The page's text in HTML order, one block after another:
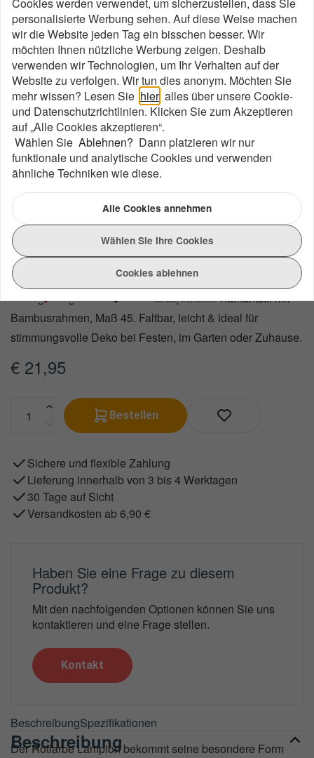
Handgefertigter roter Seiden-Lampion im Diamantstil mit
Bambusrahmen, Maß 45. Faltbar, leicht & ideal für
stimmungsvolle Deko bei Festen, im Garten oder Zuhause.
€ 21,95
Bestellen
Sichere und flexible Zahlung
Lieferung innerhalb von 3 bis 4 Werktagen
30 Tage auf Sicht
Versandkosten ab 6,90 €
Haben Sie eine Frage zu diesem
Produkt?
Mit den nachfolgenden Optionen können Sie uns
kontaktieren und eine Frage stellen.
Kontakt
BeschreibungSpezifikationen
Beschreibung
Der Rotfarbe Lampion bekommt seine besondere Form
personalisierte Werbung sehen. Auf diese Weise machen
wir die Website jeden Tag ein bisschen besser. Wir
möchten Ihnen nützliche Werbung zeigen. Deshalb
verwenden wir Technologien, um Ihr Verhalten auf der
Website zu verfolgen. Wir tun dies anonym. Möchten Sie
mehr wissen? Lesen Sie hier alles über unsere Cookie-
und Datenschutzrichtlinien. Klicken Sie zum Akzeptieren
auf „Alle Cookies akzeptieren“.
Wählen Sie Ablehnen? Dann platzieren wir nur
funktionale und analytische Cookies und verwenden
ähnliche Techniken wie diese.
Alle Cookies annehmen
Wählen Sie Ihre Cookies
Cookies ablehnen